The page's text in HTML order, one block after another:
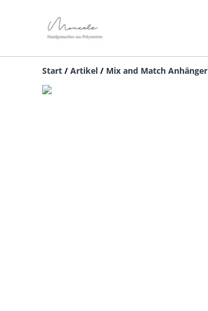
Start / Artikel / Mix and Match Anhänger